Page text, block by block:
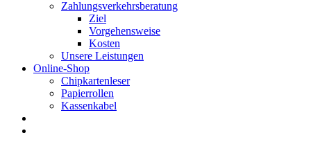
Zahlungsverkehrsberatung
Ziel
Vorgehensweise
Kosten
Unsere Leistungen
Online-Shop
Chipkartenleser
Papierrollen
Kassenkabel